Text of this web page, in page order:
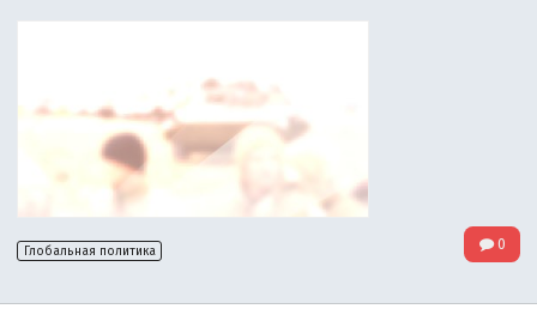
Глобальная политика 0